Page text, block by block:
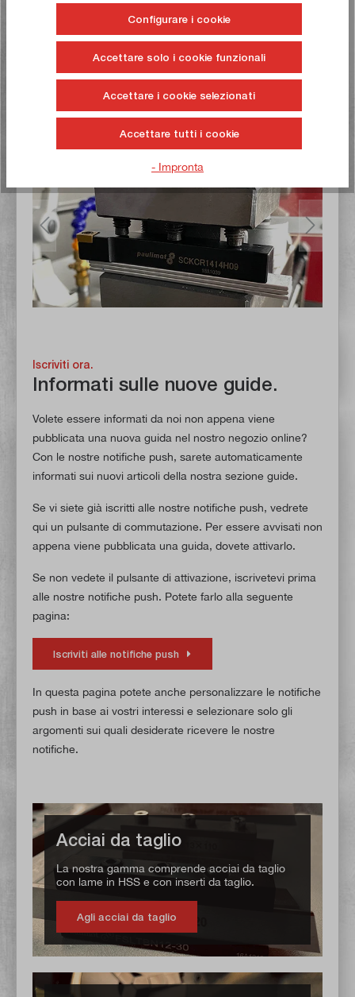
Per verificare se l'utensile di tornitura/taglio è stato
impostato correttamente, è possibile testarlo prima su un
pezzo rotondo. Si consiglia di utilizzare un materiale
morbido (ad es. alluminio) per proteggere il tagliente.
Iscriviti ora.
Informati sulle nuove guide.
Volete essere informati da noi non appena viene
pubblicata una nuova guida nel nostro negozio online?
Con le nostre notifiche push, sarete automaticamente
informati sui nuovi articoli della nostra sezione guide.
Se vi siete già iscritti alle nostre notifiche push, vedrete
qui un pulsante di commutazione. Per essere avvisati non
appena viene pubblicata una guida, dovete attivarlo.
Se non vedete il pulsante di attivazione, iscrivetevi prima
alle nostre notifiche push. Potete farlo alla seguente
pagina:
Iscriviti alle notifiche push
In questa pagina potete anche personalizzare le notifiche
push in base ai vostri interessi e selezionare solo gli
argomenti sui quali desiderate ricevere le nostre
notifiche.
Acciai da taglio
La nostra gamma comprende acciai da taglio
con lame in HSS e con inserti da taglio.
Agli acciai da taglio
Configurare i cookie
Accettare solo i cookie funzionali
Accettare i cookie selezionati
Accettare tutti i cookie
- Impronta